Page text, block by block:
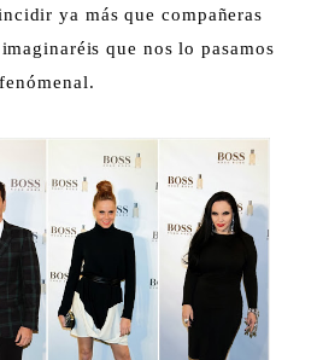
ya más que compañeras
que nos lo pasamos
fenómenal.